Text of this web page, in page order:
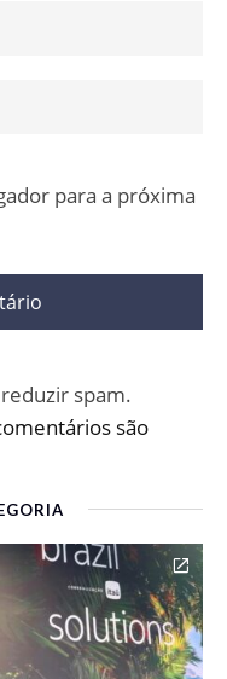
para a próxima
spam.
são